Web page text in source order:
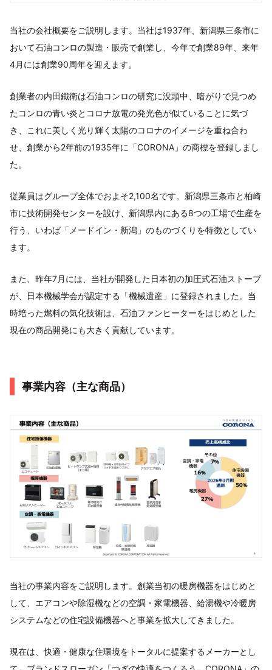
当社の会社概要をご説明します。当社は1937年、新潟県三条市に
おいて石油コンロの製造・販売で創業し、今年で創業89年、来年
4月には創業90周年を迎えます。
創業者の内田鐵衛は石油コンロの研究に没頭中、暗がりで見つめ
たコンロの青い炎とコロナ放電の発光色が似ていることに気づ
き、これに美しく光り輝く太陽のコロナのイメージを重ね合わ
せ、創業から2年前の1935年に「CORONA」の商標を登録しまし
た。
従業員はグループ全体でおよそ2,100名です。新潟県三条市と柏崎
市に技術開発センターを設け、新潟県内にある8つの工場で生産を
行う、いわば「メードイン・新潟」のものづくりを特徴としてい
ます。
また、昨年7月には、当社が開発した日本初の加圧式石油ストーブ
が、日本機械学会が認定する「機械遺産」に登録されました。当
時培った燃料の気化技術は、石油ファンヒーターをはじめとした
現在の商品開発にも大きく貢献しています。
事業内容（主な商品）
当社の事業内容をご説明します。創業当初の暖房機器をはじめと
して、エアコンや除湿機などの空調・家電機器、給湯機や冷暖房
システムなどの住宅設備機器へと事業を拡大してきました。
現在は、快適・健康な住環境をトータルに提案するメーカーとし